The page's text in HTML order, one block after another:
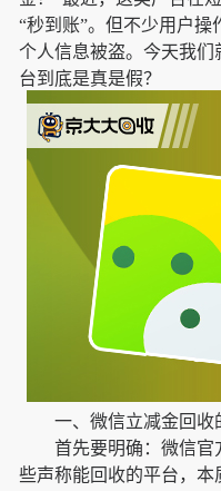
“秒到账”。但不少用户
个人信息被盗。今天我
台到底是真是假？
一、微信立减金回收
首先要明确：微信官
些声称能回收的平台，